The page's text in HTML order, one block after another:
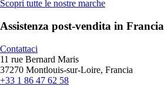
Scopri tutte le nostre marche
Assistenza post-vendita in Francia
Contattaci
11 rue Bernard Maris
37270 Montlouis-sur-Loire, Francia
+33 1 86 47 62 58